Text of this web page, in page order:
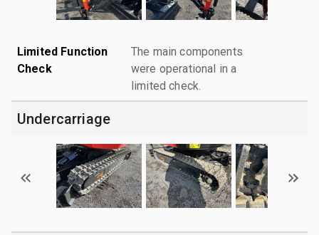
Limited Function
Check
The main components
were operational in a
limited check.
Undercarriage